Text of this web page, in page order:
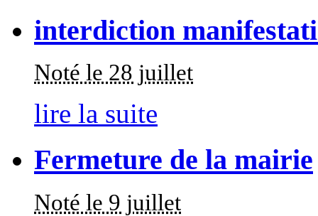
interdiction
Noté le 28 juillet
lire la suite
Fermeture de la mairie
Noté le 9 juillet